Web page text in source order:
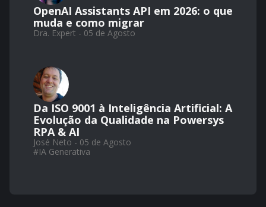
OpenAI Assistants API em 2026: o que
muda e como migrar
Dra. Expert - 05 de Agosto
Da ISO 9001 à Inteligência Artificial: A
Evolução da Qualidade na Powersys
RPA & AI
José Neto - 05 de Agosto
#IA Generativa